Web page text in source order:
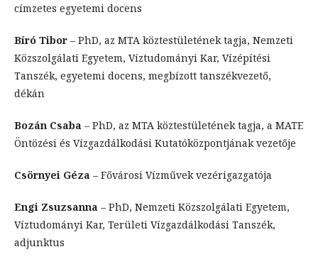
címzetes egyetemi docens
Bíró Tibor – PhD, az MTA köztestületének tagja, Nemzeti
Közszolgálati Egyetem, Víztudományi Kar, Vízépítési
Tanszék, egyetemi docens, megbízott tanszékvezető,
dékán
Bozán Csaba – PhD, az MTA köztestületének tagja, a MATE
Öntözési és Vízgazdálkodási Kutatóközpontjának vezetője
Csörnyei Géza – Fővárosi Vízművek vezérigazgatója
Engi Zsuzsanna – PhD, Nemzeti Közszolgálati Egyetem,
Víztudományi Kar, Területi Vízgazdálkodási Tanszék,
adjunktus